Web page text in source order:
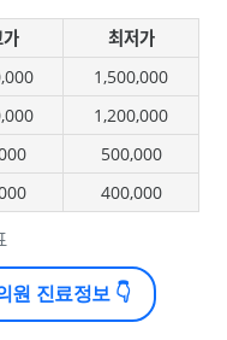
최저가
1,500,000
1,200,000
500,000
400,000
원 진료정보 👇